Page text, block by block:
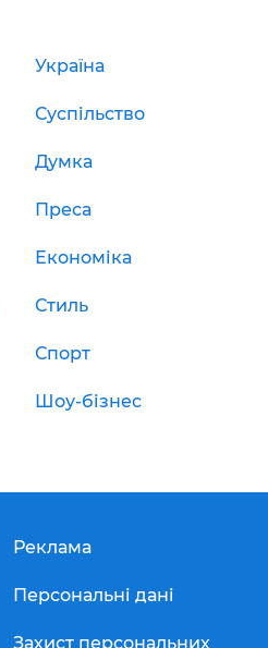
Україна
Суспільство
Думка
Преса
Економіка
Стиль
Спорт
Шоу-бізнес
Реклама
Персональні дані
Захист персональних